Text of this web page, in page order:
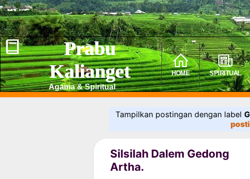
Prabu
Kalianget
Agama & Spiritual
HOME SPIRITUAL
Tampilkan postingan dengan label
Silsilah Dalem Gedong
Artha.